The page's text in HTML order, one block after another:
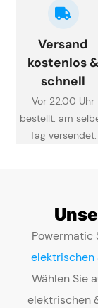
Versand
kostenlos &
schnell
Vor 22.00 Uhr
bestellt: am
Tag versendet.
Powermatic
elektrischen
Wählen Sie
elektrischen